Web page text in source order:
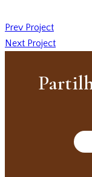
Prev Project
Next Project